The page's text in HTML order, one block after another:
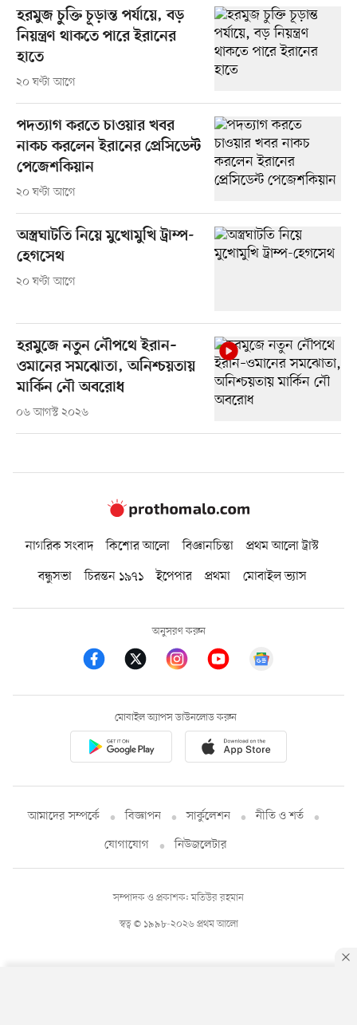
হরমুজ চুক্তি চূড়ান্ত পর্যায়ে, বড়
নিয়ন্ত্রণ থাকতে পারে ইরানের
হাতে
২০ ঘণ্টা আগে
পদত্যাগ করতে চাওয়ার খবর
নাকচ করলেন ইরানের প্রেসিডেন্ট
পেজেশকিয়ান
২০ ঘণ্টা আগে
অস্ত্রঘাটতি নিয়ে মুখোমুখি ট্রাম্প-
হেগসেথ
২০ ঘণ্টা আগে
হরমুজে নতুন নৌপথে ইরান–
ওমানের সমঝোতা, অনিশ্চয়তায়
মার্কিন নৌ অবরোধ
০৬ আগস্ট ২০২৬
নাগরিক সংবাদ কিশোর আলো বিজ্ঞানচিন্তা
প্রথম আলো ট্রাস্ট
বন্ধুসভা
চিরন্তন ১৯৭১ ইপেপার প্রথমা মোবাইল ভ্যাস
অনুসরণ করুন
মোবাইল অ্যাপস ডাউনলোড করুন
আমাদের সম্পর্কে বিজ্ঞাপন সার্কুলেশন
নীতি ও শর্ত
যোগাযোগ
নিউজলেটার
স্বত্ব © ১৯৯৮-২০২৬ প্রথম আলো
সম্পাদক ও প্রকাশক: মতিউর রহমান